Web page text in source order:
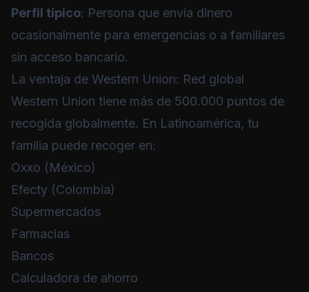
Perfil típico: Persona que envía dinero
ocasionalmente para emergencias o a familiares
sin acceso bancario.
La ventaja de Western Union: Red global
Western Union tiene más de 500.000 puntos de
recogida globalmente. En Latinoamérica, tu
familia puede recoger en:
Oxxo (México)
Efecty (Colombia)
Supermercados
Farmacias
Bancos
Calculadora de ahorro